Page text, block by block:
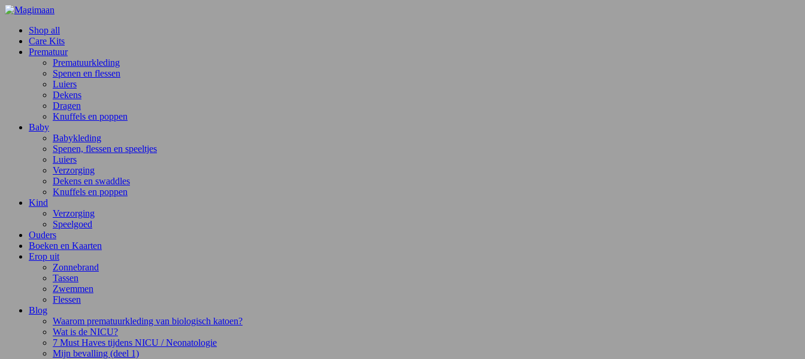
Shop all
Care Kits
Prematuur
Prematuurkleding
Spenen en flessen
Luiers
Dekens
Dragen
Knuffels en poppen
Baby
Babykleding
Spenen, flessen en speeltjes
Luiers
Verzorging
Dekens en swaddles
Knuffels en poppen
Kind
Verzorging
Speelgoed
Ouders
Boeken en Kaarten
Erop uit
Zonnebrand
Tassen
Zwemmen
Flessen
Blog
Waarom prematuurkleding van biologisch katoen?
Wat is de NICU?
7 Must Haves tijdens NICU / Neonatologie
Mijn bevalling (deel 1)